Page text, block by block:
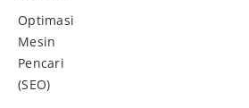
Optimasi
Mesin
Pencari
(SEO)